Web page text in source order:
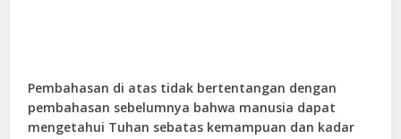
Pembahasan di atas tidak bertentangan dengan
pembahasan sebelumnya bahwa manusia dapat
mengetahui Tuhan sebatas kemampuan dan kadar